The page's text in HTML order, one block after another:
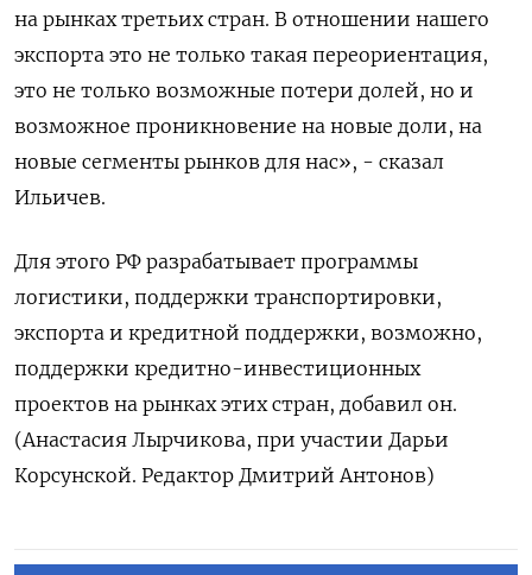
на рынках третьих стран. В отношении нашего
экспорта это не только такая переориентация,
это не только возможные потери долей, но и
возможное проникновение на новые доли, на
новые сегменты рынков для нас», - сказал
Ильичев.
Для этого РФ разрабатывает программы
логистики, поддержки транспортировки,
экспорта и кредитной поддержки, возможно,
поддержки кредитно-инвестиционных
проектов на рынках этих стран, добавил он.
(Анастасия Лырчикова, при участии Дарьи
Корсунской. Редактор Дмитрий Антонов)